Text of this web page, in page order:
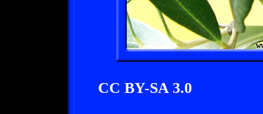
CC BY-SA 3.0